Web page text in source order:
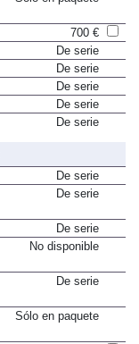
700 €
De serie
De serie
De serie
De serie
De serie
De serie
De serie
De serie
No disponible
De serie
Sólo en paquete